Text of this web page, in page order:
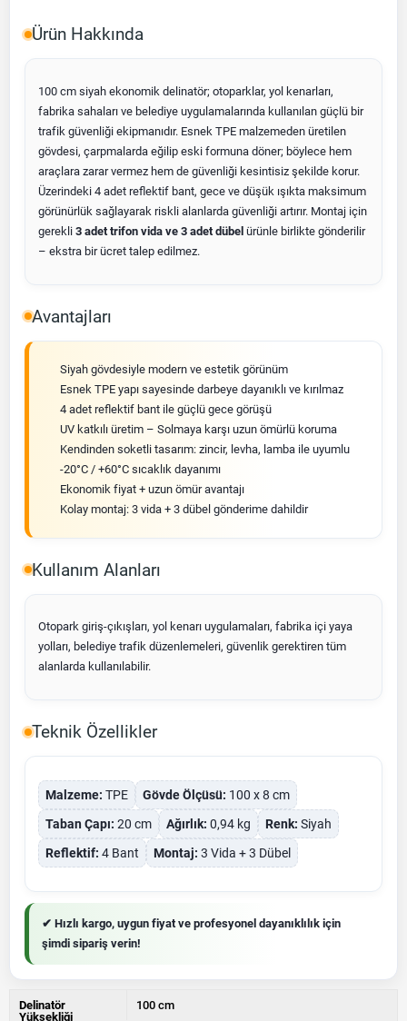
Ürün Hakkında
100 cm siyah ekonomik delinatör; otoparklar, yol kenarları,
fabrika sahaları ve belediye uygulamalarında kullanılan güçlü bir
trafik güvenliği ekipmanıdır. Esnek TPE malzemeden üretilen
gövdesi, çarpmalarda eğilip eski formuna döner; böylece hem
araçlara zarar vermez hem de güvenliği kesintisiz şekilde korur.
Üzerindeki 4 adet reflektif bant, gece ve düşük ışıkta maksimum
görünürlük sağlayarak riskli alanlarda güvenliği artırır. Montaj için
gerekli 3 adet trifon vida ve 3 adet dübel ürünle birlikte gönderilir
– ekstra bir ücret talep edilmez.
Avantajları
Siyah gövdesiyle modern ve estetik görünüm
Esnek TPE yapı sayesinde darbeye dayanıklı ve kırılmaz
4 adet reflektif bant ile güçlü gece görüşü
UV katkılı üretim – Solmaya karşı uzun ömürlü koruma
Kendinden soketli tasarım: zincir, levha, lamba ile uyumlu
-20°C / +60°C sıcaklık dayanımı
Ekonomik fiyat + uzun ömür avantajı
Kolay montaj: 3 vida + 3 dübel gönderime dahildir
Kullanım Alanları
Otopark giriş-çıkışları, yol kenarı uygulamaları, fabrika içi yaya
yolları, belediye trafik düzenlemeleri, güvenlik gerektiren tüm
alanlarda kullanılabilir.
Teknik Özellikler
Malzeme: TPE Gövde Ölçüsü: 100 x 8 cm
Taban Çapı: 20 cm Ağırlık: 0,94 kg Renk: Siyah
Reflektif: 4 Bant Montaj: 3 Vida + 3 Dübel
✔ Hızlı kargo, uygun fiyat ve profesyonel dayanıklılık için
şimdi sipariş verin!
Delinatör
Yüksekliği
100 cm